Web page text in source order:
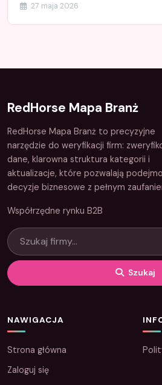
27 maja 2026
RedHorse Mapa Branż
RedHorse Mapa Branż to precyzyjne
narzędzie do weryfikacji firm:
dane, klarowna struktura kategorii i
aktualizacje, które pozwalają
decyzje biznesowe z pełnym
Współrzędne rynku B2B
Szukaj
NAWIGACJA
Strona główna
Zaloguj się